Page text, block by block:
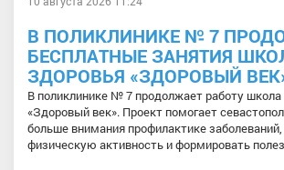
В ПОЛИКЛИНИКЕ № 7
БЕСПЛАТНЫЕ ЗАНЯТИЯ
ЗДОРОВЬЯ «ЗДОРОВЫЙ
В поликлинике № 7 продолжает работу школа
«Здоровый век». Проект помогает
больше внимания профилактике
физическую активность и формировать